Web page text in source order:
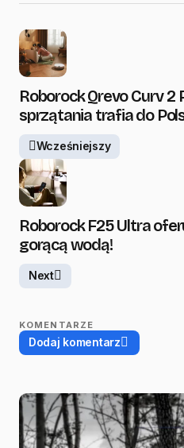
Roborock Qrevo Curv 2
sprzątania trafia do
Wcześniejszy
Roborock F25 Ultra
gorącą wodą!
Next
KOMENTARZE
Dodaj komentarz
Twój adres email nie
Wymagane pola są